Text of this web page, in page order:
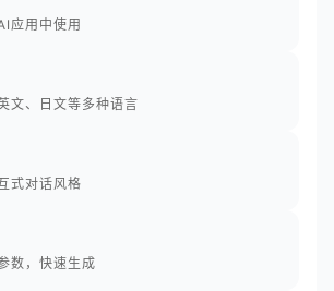
应用中使用
文、日文等多种语言
式对话风格
数，快速生成